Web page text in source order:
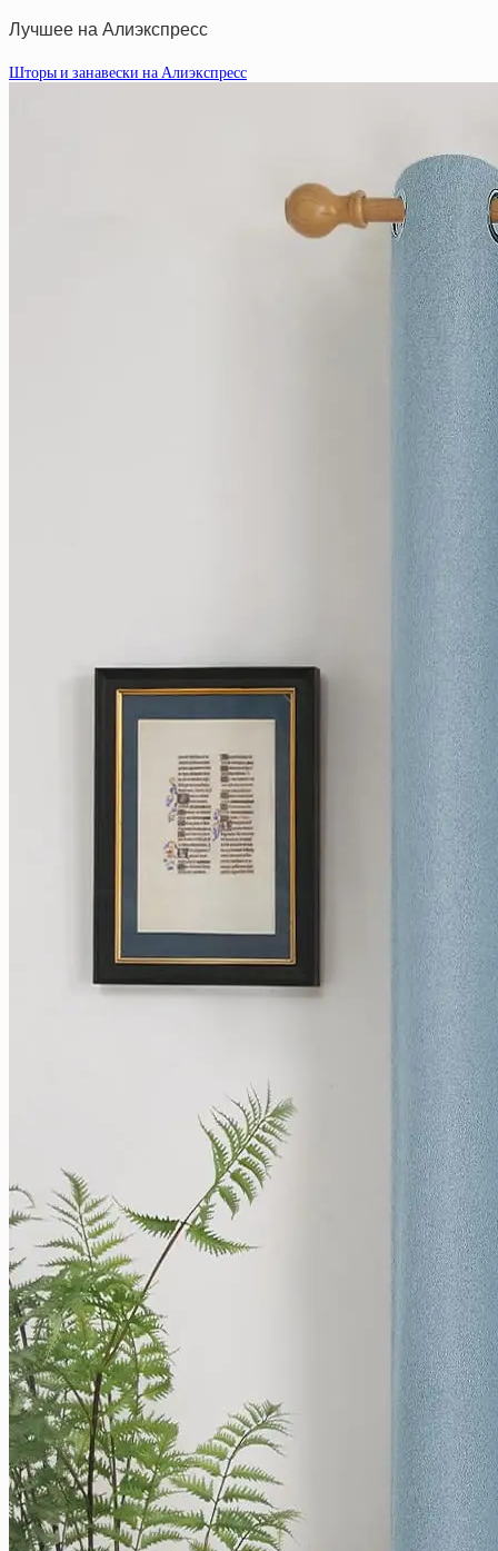
Лучшее на Алиэкспресс
Шторы и занавески на Алиэкспресс